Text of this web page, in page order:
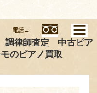
調律師査定 中古ピア
のピアノ買取
電話→